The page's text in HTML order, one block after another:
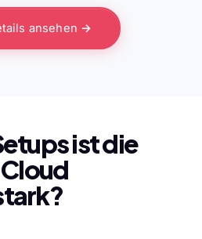
ansehen →
ist die